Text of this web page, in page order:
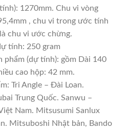
1270mm. Chu vi vòng
, chu vi trong ước tính
chu vi ước chừng.
tính: 250 gram
phẩm (dự tính): gồm Dài 140
cao hộp: 42 mm.
Tri Angle – Đài Loan.
Trung Quốc. Sanwu –
Nam. Mitsusumi Sanlux
Mitsuboshi Nhật bản, Bando